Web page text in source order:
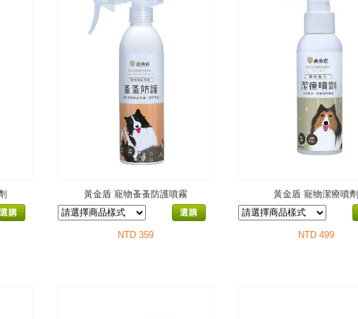
選購
黃金盾 寵物蚤蚤防護噴霧
選購
NTD 359
黃金盾 寵物潔療噴劑
NTD 499